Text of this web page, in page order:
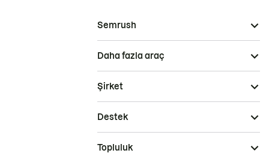
Semrush
Daha fazla araç
Şirket
Destek
Topluluk